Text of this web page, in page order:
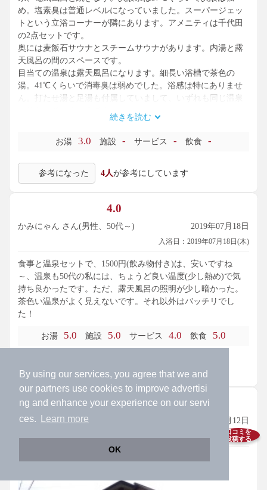
By using our services, you agree that we and
our partners use cookies to improve advertisi
ng and enhance your experience on our servi
ces.
Learn more
OK
口コミを
投稿する
め。塩素臭は普通レベルになっていました。スーパージェッ
トという立浴コーナーが隣にあります。アメニティは千代田
の2点セットです。
奥には麦飯石サウナとスチームサウナがあります。内湯と露
天風呂の間のスペースです。
目当ての温泉は露天風呂になります。細長い浴槽で茶色の
湯。41℃くらいで消毒臭は弱めでした。浴感は特にありませ
ん。打たせ湯と足湯も付属していまして、いずれも同じ温泉
露天のみで、浴槽の水面の面積でいきますと小さいものかも
しれませんが、湯使いはまずまずで安心しました。白湯もコ
ンディションはぼちぼちですから、観光ついでの訪問とかも
うと思います。
続きを読む
お湯 3.0 施設 - サービス - 飲食 -
参考になった 4人が参考にしています
4.0
かみにゃん さん(男性、50代～) 2019年07月18日
入浴日：2019年07月18日(木)
食事と温泉セットで、1500円(飲み物付き)は、安いですね
～、温泉も50代の私には、ちょうど良い温度(少し熱め)で気
持ち良かったです。ただ、露天風呂の照明が少し暗かった。
茶色い温泉がよく見えないです。それ以外はバッチリでし
た！
お湯 5.0 施設 5.0 サービス 4.0 飲食 5.0
4.0
くに～ さん(男性、～10代) 2018年09月12日
入浴日：2018年09月08日(土)